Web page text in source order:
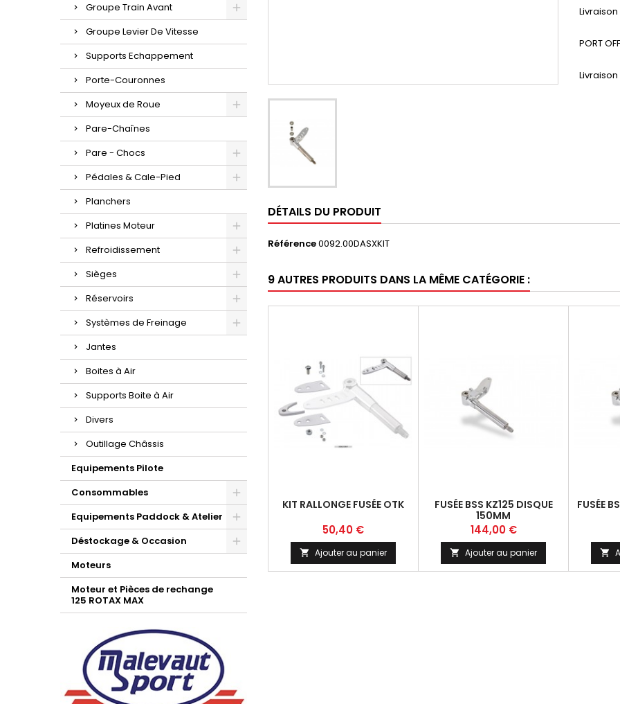
Groupe Train Avant
Groupe Levier De Vitesse
Supports Echappement
Porte-Couronnes
Moyeux de Roue
Pare-Chaînes
Pare - Chocs
Pédales & Cale-Pied
Planchers
Platines Moteur
Refroidissement
Sièges
Réservoirs
Systèmes de Freinage
Jantes
Boites à Air
Supports Boite à Air
Divers
Outillage Châssis
Equipements Pilote
Consommables
Equipements Paddock & Atelier
Déstockage & Occasion
Moteurs
Moteur et Pièces de rechange
125 ROTAX MAX
PORT
DÉTAILS DU PRODUIT
Référence0092.00DASXKIT
9 AUTRES PRODUITS DANS LA MÊME CATÉGORIE :
KIT RALLONGE FUSÉE OTK
Prix
50,40 €
 Ajouter au panier
FUSÉE BSS KZ125 DISQUE
150MM
Prix
144,00 €
 Ajouter au panier
FUSÉE
